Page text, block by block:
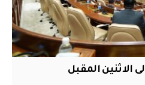
الاثنين المقبل